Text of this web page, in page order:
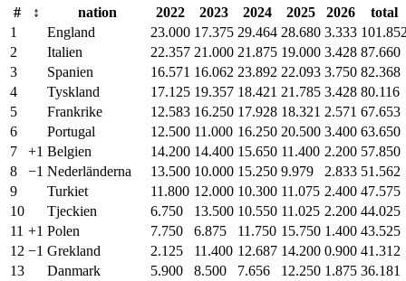
# ↕︎ nation 2022 2023 2024 2025 2026
total
1
England 23.000 17.375 29.464 28.680 3.333
2
Italien 22.357 21.000 21.875 19.000 3.428 87.660
3
Spanien 16.571 16.062 23.892 22.093 3.750 82.368
4
Tyskland 17.125 19.357 18.421 21.785 3.428 80.116
5
Frankrike 12.583 16.250 17.928 18.321 2.571 67.653
6
Portugal 12.500 11.000 16.250 20.500 3.400 63.650
7
+1 Belgien 14.200 14.400 15.650 11.400 2.200 57.850
8
−1 Nederländerna 13.500 10.000 15.250 9.979 2.833 51.562
9
Turkiet 11.800 12.000 10.300 11.075 2.400 47.575
10
Tjeckien 6.750 13.500 10.550 11.025 2.200 44.025
11 +1 Polen 7.750 6.875 11.750 15.750 1.400 43.525
12 −1 Grekland 2.125 11.400 12.687 14.200 0.900 41.312
13
Danmark 5.900 8.500 7.656 12.250 1.875 36.181